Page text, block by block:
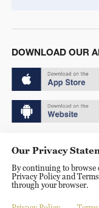
DOWNLOAD OUR
京ICP备20000184号
京公网安备
Disinformation report
Our Privacy
By continuing to browse
Privacy Policy and
through your browser.